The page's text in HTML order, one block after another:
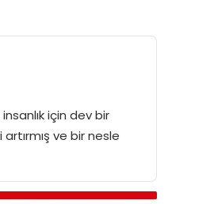
için dev bir
ve bir nesle